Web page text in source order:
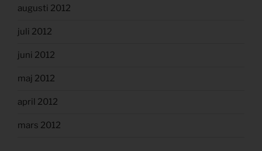
augusti 2012
juli 2012
juni 2012
maj 2012
april 2012
mars 2012